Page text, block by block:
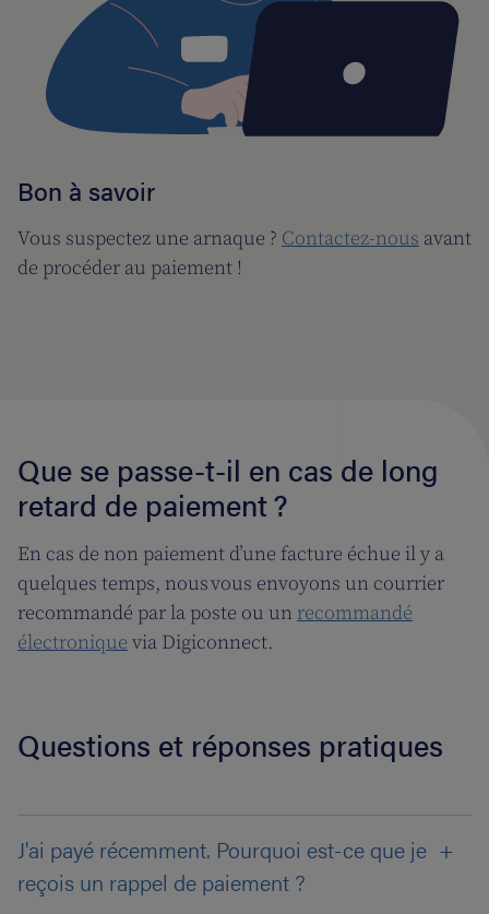
Bon à savoir
Vous suspectez une arnaque ? Contactez-nous avant
de procéder au paiement !
Que se passe-t-il en cas de long
retard de paiement ?
En cas de non paiement d’une facture échue il y a
quelques temps, nous vous envoyons un courrier
recommandé par la poste ou un recommandé
électronique via Digiconnect.
Questions et réponses pratiques
J'ai payé récemment. Pourquoi est-ce que je
reçois un rappel de paiement ?